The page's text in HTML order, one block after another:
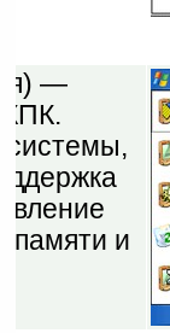
—
системы,
памяти и